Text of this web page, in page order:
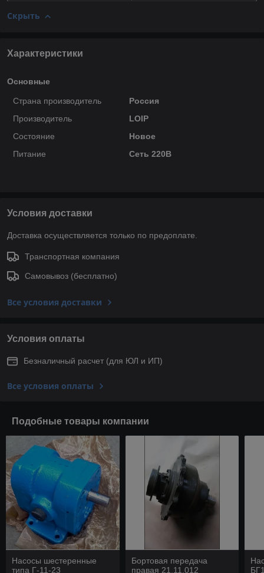
Скрыть
Характеристики
Основные
Страна производитель
Россия
Производитель
LOIP
Состояние
Новое
Питание
Сеть 220В
Условия доставки
Доставка осуществляется только по предоплате.
Транспортная компания
Самовывоз (бесплатно)
Все условия доставки
Условия оплаты
Безналичный расчет (для ЮЛ и ИП)
Все условия оплаты
Подобные товары компании
Насосы шестеренные
типа Г-11-23
Бортовая передача
правая 21.11.012